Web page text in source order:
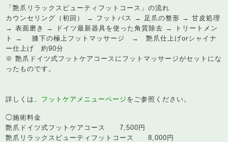
「艶爪リラックスビューティフットコース」の流れ
カウンセリング（初回） → フットバス → 足爪の整形 → 甘皮処理
→ 表面磨き → ドイツ最新器具を使った角質除去 → トリートメン
ト → 膝下の極上フットマッサージ → 艶爪仕上げorシャイナ
ー仕上げ 約90分
※ 艶爪ドイツ式フットケアコースにフットマッサージがセットにな
ったものです。
詳しくは、 フットケアメニューページ をご参照ください。
◯施術料金
艶爪ドイツ式フットケアコース 7,500円
艶爪リラックスビューティフットコース 8,000円